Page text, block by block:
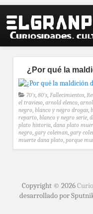
¿Por qué la
70's, 80's, Fallecimientos,
el travieso, arnold elenco,
negro, blanco y negro drogas,
reparto, blanco y negro serie,
plato historia, dana plato
negro, gary coleman, gary
muerte dana plato, porque
Copyright © 2026
desarrollado por